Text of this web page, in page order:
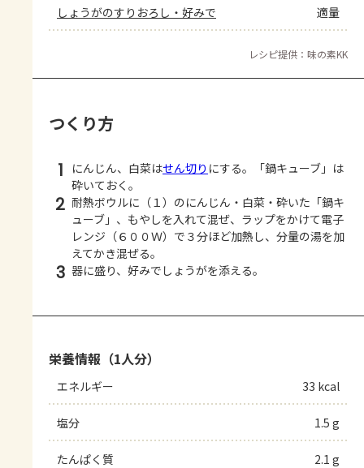
しょうがのすりおろし・好みで 適量
レシピ提供：味の素KK
つくり方
1 にんじん、白菜はせん切り にする。「鍋キューブ」は
砕いておく。
2 耐熱ボウルに（１）のにんじん・白菜・砕いた「鍋キ
ューブ」、もやしを入れて混ぜ、ラップをかけて電子
レンジ（６００Ｗ）で３分ほど加熱し、分量の湯を加
えてかき混ぜる。
3 器に盛り、好みでしょうがを添える。
栄養情報（1人分）
エネルギー 33 kcal
塩分 1.5 g
たんぱく質 2.1 g